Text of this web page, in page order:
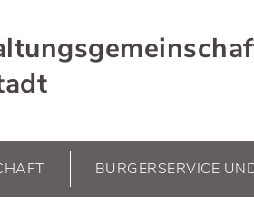
BÜRGERSERVICE